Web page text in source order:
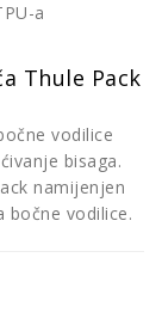
a
Thule Pack
vodilice
bisaga.
namijenjen
bočne vodilice.